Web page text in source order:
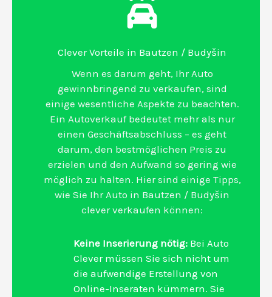
Clever Vorteile in Bautzen / Budyšin
Wenn es darum geht, Ihr Auto
gewinnbringend zu verkaufen, sind
einige wesentliche Aspekte zu beachten.
Ein Autoverkauf bedeutet mehr als nur
einen Geschäftsabschluss – es geht
darum, den bestmöglichen Preis zu
erzielen und den Aufwand so gering wie
möglich zu halten. Hier sind einige Tipps,
wie Sie Ihr Auto in Bautzen / Budyšin
clever verkaufen können:
Keine Inserierung nötig: Bei Auto
Clever müssen Sie sich nicht um
die aufwendige Erstellung von
Online-Inseraten kümmern. Sie